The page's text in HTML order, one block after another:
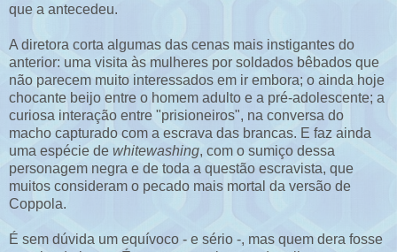
que a antecedeu.
A diretora corta algumas das cenas mais instigantes do
anterior: uma visita às mulheres por soldados bêbados que
não parecem muito interessados em ir embora; o ainda hoje
chocante beijo entre o homem adulto e a pré-adolescente; a
curiosa interação entre "prisioneiros", na conversa do
macho capturado com a escrava das brancas. E faz ainda
uma espécie de whitewashing, com o sumiço dessa
personagem negra e de toda a questão escravista, que
muitos consideram o pecado mais mortal da versão de
Coppola.
É sem dúvida um equívoco - e sério -, mas quem dera fosse